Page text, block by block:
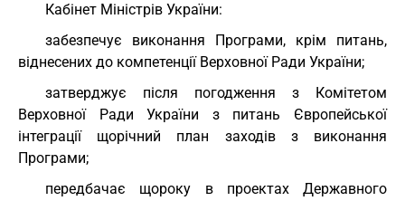
Кабінет Міністрів України:
забезпечує виконання Програми, крім питань,
віднесених до компетенції Верховної Ради України;
затверджує після погодження з Комітетом
Верховної Ради України з питань Європейської
інтеграції щорічний план заходів з виконання
Програми;
передбачає щороку в проектах Державного